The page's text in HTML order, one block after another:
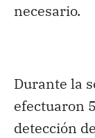
necesario.
Durante la
efectuaron
detección